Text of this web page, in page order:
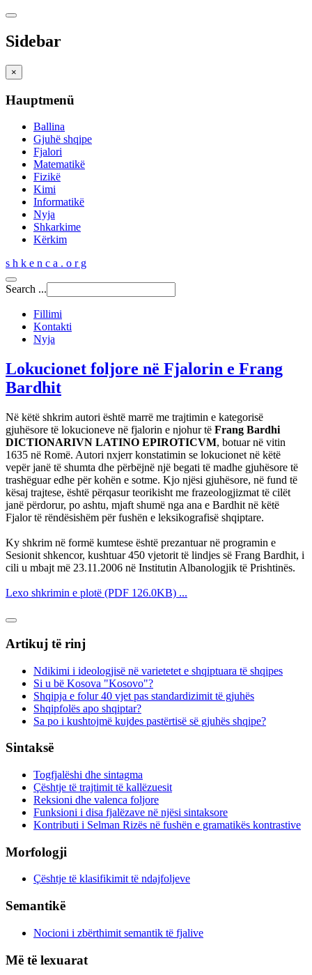
Sidebar
×
Hauptmenü
Ballina
Gjuhë shqipe
Fjalori
Matematikë
Fizikë
Kimi
Informatikë
Nyja
Shkarkime
Kërkim
s h k e n c a . o r g
Search ...
Fillimi
Kontakti
Nyja
Lokucionet foljore në Fjalorin e Frang
Bardhit
Në këtë shkrim autori është marrë me trajtimin e kategorisë
gjuhësore të lokucioneve në fjalorin e njohur të Frang Bardhi
DICTIONARIVN LATINO EPIROTICVM, botuar në vitin
1635 në Romë. Autori nxjerr konstatimin se lokucionet në këtë
vepër janë të shumta dhe përbëjnë një begati të madhe gjuhësore të
trashëguar edhe për kohën e sotme. Kjo njësi gjuhësore, në fund të
kësaj trajtese, është përqasur teorikisht me frazeologjizmat të cilët
janë përdorur, po ashtu, mjaft shumë nga ana e Bardhit në këtë
Fjalor të rëndësishëm për fushën e leksikografisë shqiptare.
Ky shkrim në formë kumtese është prezantuar në programin e
Sesionit shkencor, kushtuar 450 vjetorit të lindjes së Frang Bardhit, i
cili u mbajt më 23.11.2006 në Institutin Albanologjik të Prishtinës.
Lexo shkrimin e plotë (PDF 126.0KB) ...
Artikuj të rinj
Ndikimi i ideologjisë në varietetet e shqiptuara të shqipes
Si u bë Kosova "Kosovo"?
Shqipja e folur 40 vjet pas standardizimit të gjuhës
Shqipfolës apo shqiptar?
Sa po i kushtojmë kujdes pastërtisë së gjuhës shqipe?
Sintaksë
Togfjalëshi dhe sintagma
Çështje të trajtimit të kallëzuesit
Reksioni dhe valenca foljore
Funksioni i disa fjalëzave në njësi sintaksore
Kontributi i Selman Rizës në fushën e gramatikës kontrastive
Morfologji
Çështje të klasifikimit të ndajfoljeve
Semantikë
Nocioni i zbërthimit semantik të fjalive
Më të lexuarat